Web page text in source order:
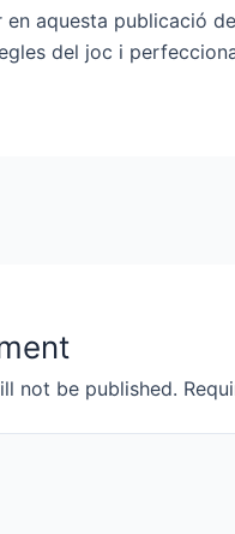
aquesta publicació
del joc i
not be published.